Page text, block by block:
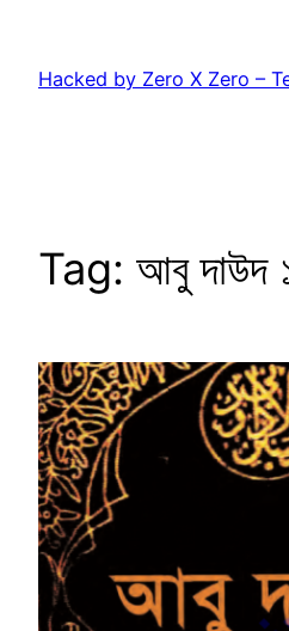
content
Hacked by Zero X Zero –
Tag: আবু দাউদ